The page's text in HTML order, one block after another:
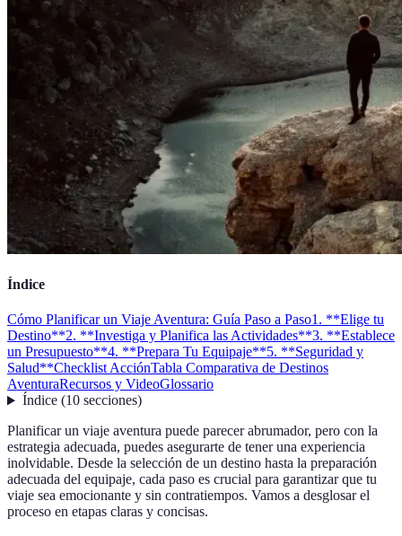
Índice
Cómo Planificar un Viaje Aventura: Guía Paso a Paso1. **Elige tu
Destino**2. **Investiga y Planifica las Actividades**3. **Establece
un Presupuesto**4. **Prepara Tu Equipaje**5. **Seguridad y
Salud**Checklist AcciónTabla Comparativa de Destinos
AventuraRecursos y VideoGlossario
Índice(10 secciones)
Planificar un viaje aventura puede parecer abrumador, pero con la
estrategia adecuada, puedes asegurarte de tener una experiencia
inolvidable. Desde la selección de un destino hasta la preparación
adecuada del equipaje, cada paso es crucial para garantizar que tu
viaje sea emocionante y sin contratiempos. Vamos a desglosar el
proceso en etapas claras y concisas.